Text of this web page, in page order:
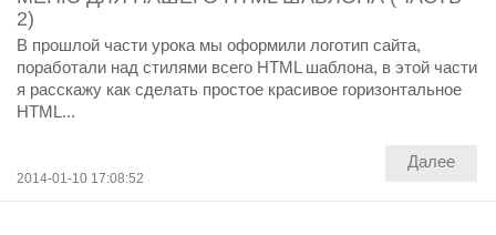
2)
В прошлой части урока мы оформили логотип сайта,
поработали над стилями всего HTML шаблона, в этой части
я расскажу как сделать простое красивое горизонтальное
HTML...
2014-01-10 17:08:52
Далее